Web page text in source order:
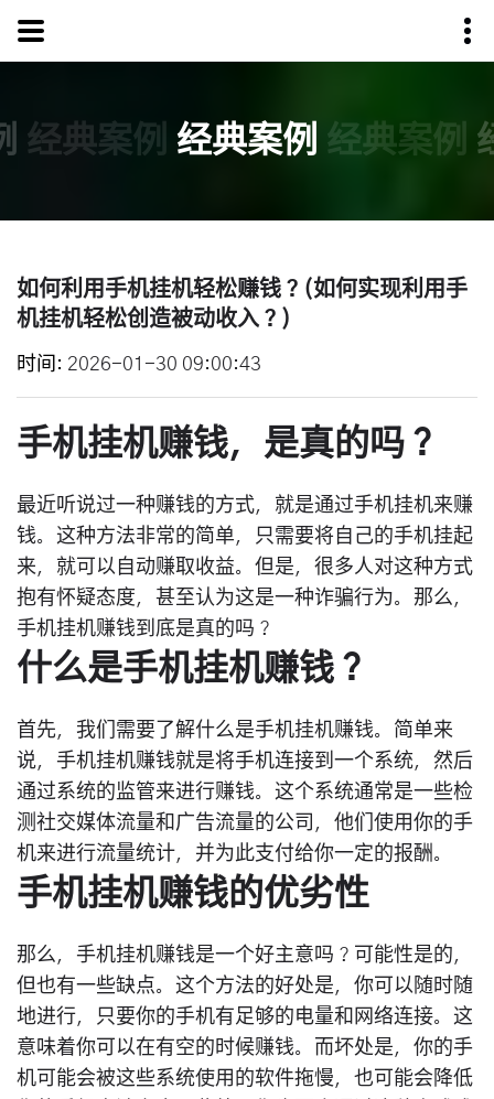
经典案例 经典案例 经典案例
如何利用手机挂机轻松赚钱？(如何实现利用手
机挂机轻松创造被动收入？)
时间 2026-01-30 09:00:43
手机挂机赚钱，是真的吗？
最近听说过一种赚钱的方式，就是通过手机挂机来赚
钱。这种方法非常的简单，只需要将自己的手机挂起
来，就可以自动赚取收益。但是，很多人对这种方式
抱有怀疑态度，甚至认为这是一种诈骗行为。那么，
手机挂机赚钱到底是真的吗？
什么是手机挂机赚钱？
首先，我们需要了解什么是手机挂机赚钱。简单来
说，手机挂机赚钱就是将手机连接到一个系统，然后
通过系统的监管来进行赚钱。这个系统通常是一些检
测社交媒体流量和广告流量的公司，他们使用你的手
机来进行流量统计，并为此支付给你一定的报酬。
手机挂机赚钱的优劣性
那么，手机挂机赚钱是一个好主意吗？可能性是的，
但也有一些缺点。这个方法的好处是，你可以随时随
地进行，只要你的手机有足够的电量和网络连接。这
意味着你可以在有空的时候赚钱。而坏处是，你的手
机可能会被这些系统使用的软件拖慢，也可能会降低